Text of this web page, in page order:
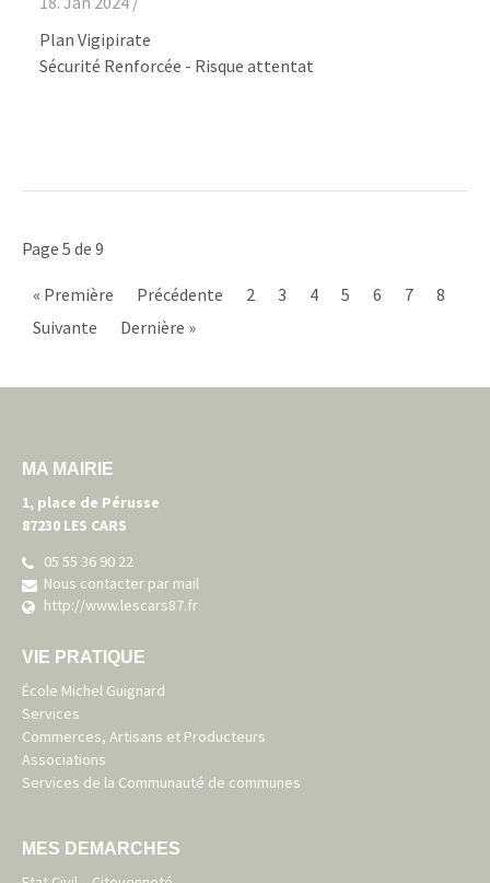
Plan Vigipirate
Sécurité Renforcée - Risque attentat
Page 5 de 9
« Première Précédente 2 3 4 5 6 7
8
Suivante
Dernière »
MA MAIRIE
1, place de Pérusse
87230 LES CARS
05 55 36 90 22
Nous contacter par mail
http://www.lescars87.fr
VIE PRATIQUE
École Michel Guignard
Services
Commerces, Artisans et Producteurs
Associations
Services de la Communauté de communes
MES DEMARCHES